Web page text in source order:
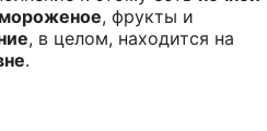
мороженое, фрукты и
, в целом, находится на
.